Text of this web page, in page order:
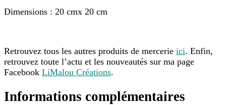
Dimensions : 20 cmx 20 cm
Retrouvez tous les autres produits de mercerie ici. Enfin,
retrouvez toute l’actu et les nouveautés sur ma page
Facebook LiMalou Créations.
Informations complémentaires